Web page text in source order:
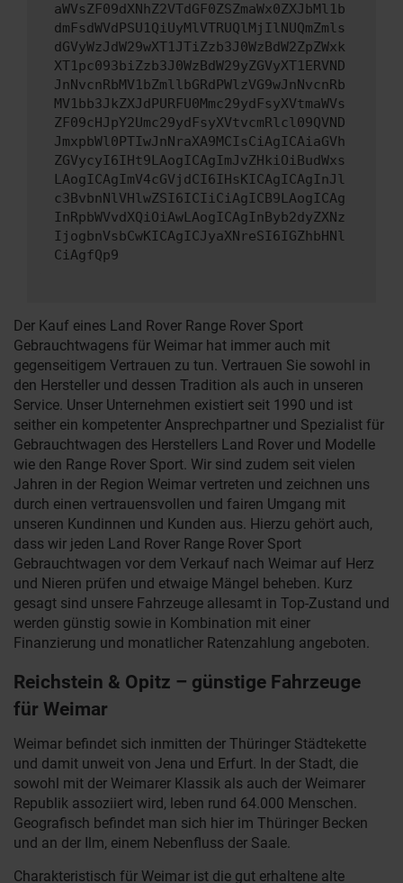
aWVsZF09dXNhZ2VTdGF0ZSZmaWx0ZXJbMl1b
dmFsdWVdPSU1QiUyMlVTRUQlMjIlNUQmZmls
dGVyWzJdW29wXT1JTiZzb3J0WzBdW2ZpZWxk
XT1pc093biZzb3J0WzBdW29yZGVyXT1ERVND
JnNvcnRbMV1bZmllbGRdPWlzVG9wJnNvcnRb
MV1bb3JkZXJdPURFU0Mmc29ydFsyXVtmaWVs
ZF09cHJpY2Umc29ydFsyXVtvcmRlcl09QVND
JmxpbWl0PTIwJnNraXA9MCIsCiAgICAiaGVh
ZGVycyI6IHt9LAogICAgImJvZHkiOiBudWxs
LAogICAgImV4cGVjdCI6IHsKICAgICAgInJl
c3BvbnNlVHlwZSI6ICIiCiAgICB9LAogICAg
InRpbWVvdXQiOiAwLAogICAgInByb2dyZXNz
IjogbnVsbCwKICAgICJyaXNreSI6IGZhbHNl
CiAgfQp9
Der Kauf eines Land Rover Range Rover Sport
Gebrauchtwagens für Weimar hat immer auch mit
gegenseitigem Vertrauen zu tun. Vertrauen Sie sowohl in
den Hersteller und dessen Tradition als auch in unseren
Service. Unser Unternehmen existiert seit 1990 und ist
seither ein kompetenter Ansprechpartner und Spezialist für
Gebrauchtwagen des Herstellers Land Rover und Modelle
wie den Range Rover Sport. Wir sind zudem seit vielen
Jahren in der Region Weimar vertreten und zeichnen uns
durch einen vertrauensvollen und fairen Umgang mit
unseren Kundinnen und Kunden aus. Hierzu gehört auch,
dass wir jeden Land Rover Range Rover Sport
Gebrauchtwagen vor dem Verkauf nach Weimar auf Herz
und Nieren prüfen und etwaige Mängel beheben. Kurz
gesagt sind unsere Fahrzeuge allesamt in Top-Zustand und
werden günstig sowie in Kombination mit einer
Finanzierung und monatlicher Ratenzahlung angeboten.
Reichstein & Opitz – günstige Fahrzeuge
für Weimar
Weimar befindet sich inmitten der Thüringer Städtekette
und damit unweit von Jena und Erfurt. In der Stadt, die
sowohl mit der Weimarer Klassik als auch der Weimarer
Republik assoziiert wird, leben rund 64.000 Menschen.
Geografisch befindet man sich hier im Thüringer Becken
und an der Ilm, einem Nebenfluss der Saale.
Charakteristisch für Weimar ist die gut erhaltene alte